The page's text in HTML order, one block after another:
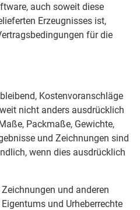
auch soweit diese
Erzeugnisses ist,
für die
Kostenvoranschläge
nicht anders ausdrücklich
Packmaße, Gewichte,
und Zeichnungen sind
wenn dies ausdrücklich
und anderen
und Urheberrechte